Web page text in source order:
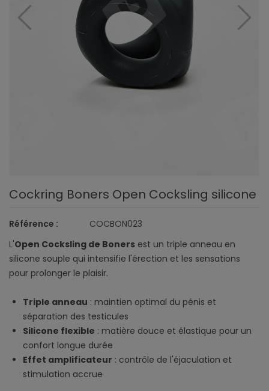
Cockring Boners Open Cocksling silicone
Référence :
COCBON023
L'Open Cocksling de Boners est un triple anneau en
silicone souple qui intensifie l'érection et les sensations
pour prolonger le plaisir.
Triple anneau : maintien optimal du pénis et
séparation des testicules
Silicone flexible : matière douce et élastique pour un
confort longue durée
Effet amplificateur : contrôle de l'éjaculation et
stimulation accrue